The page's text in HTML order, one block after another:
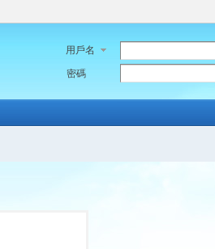
用戶名
密碼